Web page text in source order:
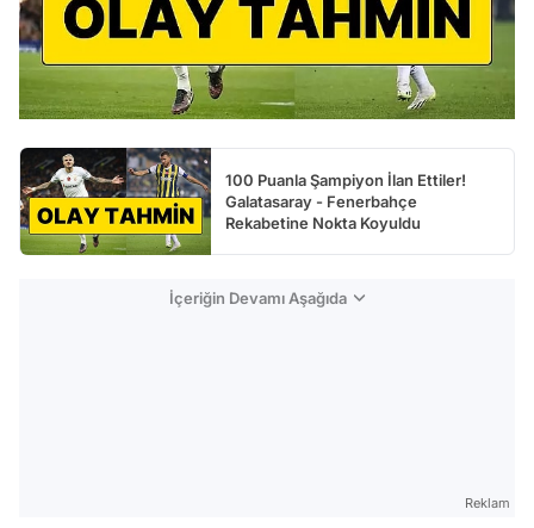
100 Puanla Şampiyon İlan Ettiler!
Galatasaray - Fenerbahçe
Rekabetine Nokta Koyuldu
İçeriğin Devamı Aşağıda
Reklam